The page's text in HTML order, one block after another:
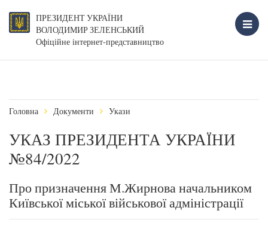
ПРЕЗИДЕНТ УКРАЇНИ
ВОЛОДИМИР ЗЕЛЕНСЬКИЙ
Офіційне інтернет-представництво
Головна Документи Укази
УКАЗ ПРЕЗИДЕНТА УКРАЇНИ
№84/2022
Про призначення М.Жирнова начальником
Київської міської військової адміністрації